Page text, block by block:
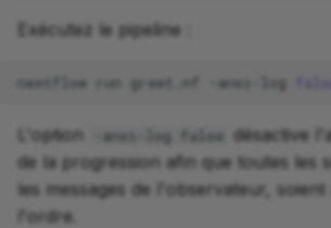
Exécutez le pipeline :
nextflow run greet.nf -ansi-log
L'option -ansi-log false
désactive
de la progression afin que toutes les
les messages de l'observateur,
l'ordre.